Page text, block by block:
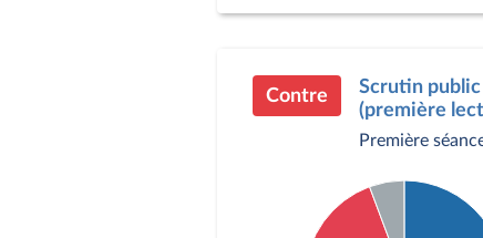
Contre : 199 députés
Contre
Scrutin
(première
Première